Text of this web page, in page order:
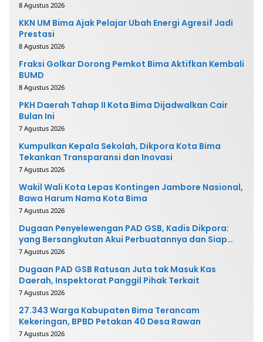
8 Agustus 2026
KKN UM Bima Ajak Pelajar Ubah Energi Agresif Jadi
Prestasi
8 Agustus 2026
Fraksi Golkar Dorong Pemkot Bima Aktifkan Kembali
BUMD
8 Agustus 2026
PKH Daerah Tahap II Kota Bima Dijadwalkan Cair
Bulan Ini
7 Agustus 2026
Kumpulkan Kepala Sekolah, Dikpora Kota Bima
Tekankan Transparansi dan Inovasi
7 Agustus 2026
Wakil Wali Kota Lepas Kontingen Jambore Nasional,
Bawa Harum Nama Kota Bima
7 Agustus 2026
Dugaan Penyelewengan PAD GSB, Kadis Dikpora:
yang Bersangkutan Akui Perbuatannya dan Siap
Mengembalikan Uang
7 Agustus 2026
Dugaan PAD GSB Ratusan Juta tak Masuk Kas
Daerah, Inspektorat Panggil Pihak Terkait
7 Agustus 2026
27.343 Warga Kabupaten Bima Terancam
Kekeringan, BPBD Petakan 40 Desa Rawan
7 Agustus 2026